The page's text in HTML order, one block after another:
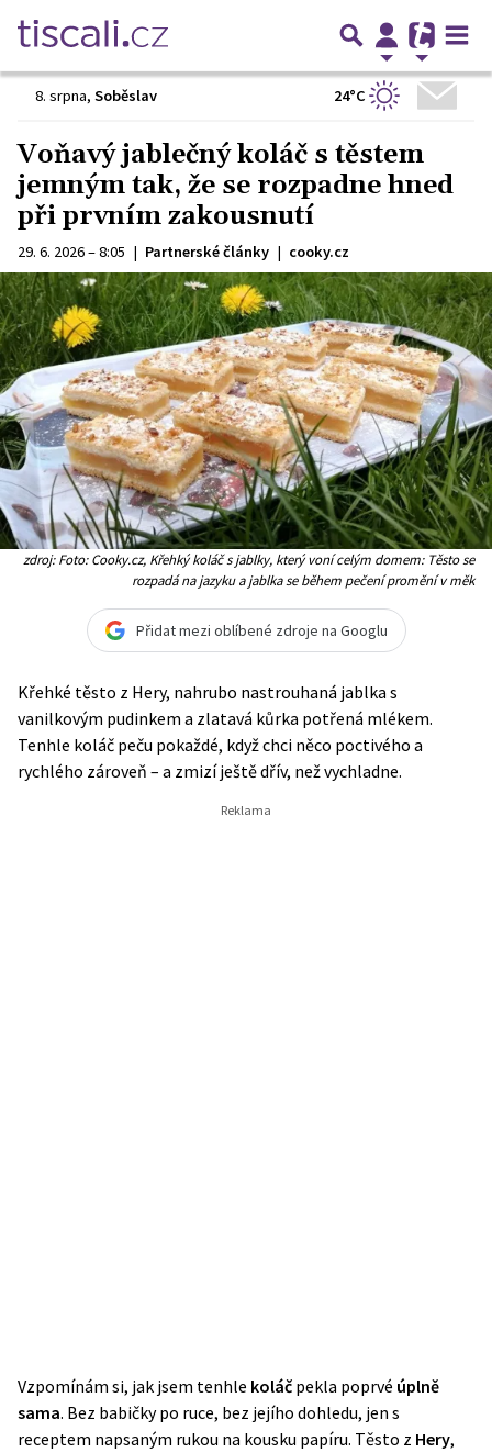
8. srpna, Soběslav 24°C
Voňavý jablečný koláč s těstem
jemným tak, že se rozpadne hned
při prvním zakousnutí
29. 6. 2026 – 8:05 | Partnerské články | cooky.cz
zdroj: Foto: Cooky.cz, Křehký koláč s jablky, který voní celým domem: Těsto se
rozpadá na jazyku a jablka se během pečení promění v měk
Přidat mezi oblíbené zdroje na Googlu
Křehké těsto z Hery, nahrubo nastrouhaná jablka s
vanilkovým pudinkem a zlatavá kůrka potřená mlékem.
Tenhle koláč peču pokaždé, když chci něco poctivého a
rychlého zároveň – a zmizí ještě dřív, než vychladne.
Vzpomínám si, jak jsem tenhle koláč pekla poprvé úplně
sama. Bez babičky po ruce, bez jejího dohledu, jen s
receptem napsaným rukou na kousku papíru. Těsto z Hery,